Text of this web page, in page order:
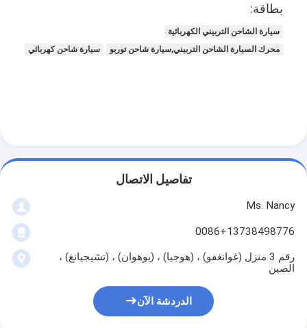
عمود الحدبات محرك
العمود المرفقي بكرة
أسطوانة رأس حشية
توربوتشارجير السيارة
مضخة قيادة السيارة
سيارة محرك جزء
بطاقة:
سيارة الشاحن التربيني الكهربائية
محرك السيارة الشاحن التربيني,سيارة شاحن توربو
سيارة شاحن كهربائي
تفاصيل الاتصال
Ms. Nancy
0086+13738498776
رقم 3 منزل (غوانغفو) ، (هوجيا) ، (يوهوان) ، (تشيجيانغ) ،
الصين
الدردشة الآن